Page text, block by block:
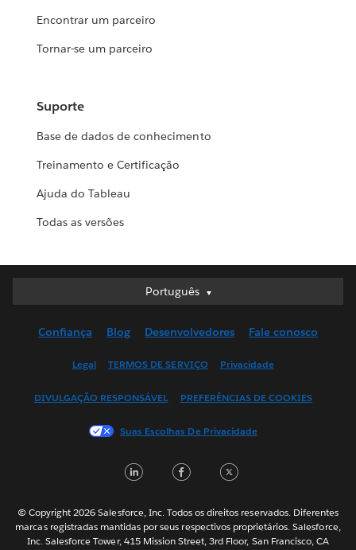
Encontrar um parceiro
Tornar-se um parceiro
Suporte
Base de dados de conhecimento
Treinamento e Certificação
Ajuda do Tableau
Todas as versões
Português
Português
English (UK)
Français (Canada)
日本語
Nederlands
Svenska
Confiança Blog Desenvolvedores Fale conosco
Legal TERMOS DE SERVIÇO Privacidade
DIVULGAÇÃO RESPONSÁVEL PREFERÊNCIAS DE COOKIES
Suas Escolhas De Privacidade
LinkedInFacebook
© Copyright 2026 Salesforce, Inc. Todos os direitos reservados. Diferentes
marcas registradas mantidas por seus respectivos proprietários. Salesforce,
Inc. Salesforce Tower, 415 Mission Street, 3rd Floor, San Francisco, CA